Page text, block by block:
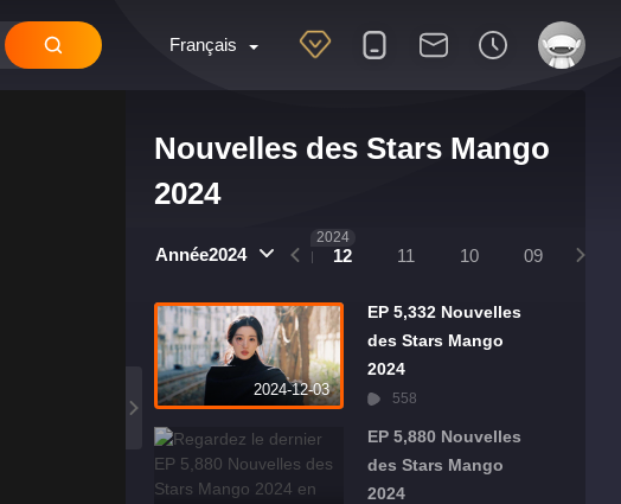
Français
Nouvelles des Stars Mango
2024
Année2024 01 12
2024
11 10 09
2024-12-03
EP 5,332 Nouvelles
des Stars Mango
2024
558
EP 5,880 Nouvelles
des Stars Mango
2024